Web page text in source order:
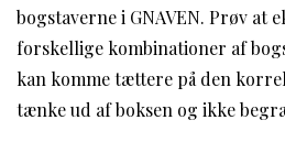
bogstaverne i GNAVEN. Prøv at
forskellige kombinationer af
kan komme tættere på den
tænke ud af boksen og ikke